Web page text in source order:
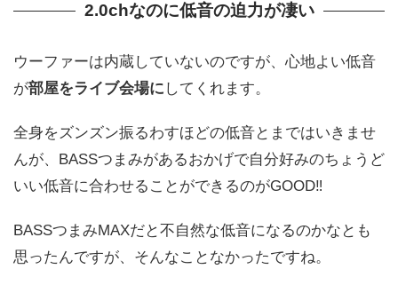
2.0chなのに低音の迫力が凄い
ウーファーは内蔵していないのですが、心地よい低音
が部屋をライブ会場に してくれます。
全身をズンズン振るわすほどの低音とまではいきませ
んが、BASSつまみがあるおかげで自分好みのちょうど
いい低音に合わせることができるのがGOOD‼
BASSつまみMAXだと不自然な低音になるのかなとも
思ったんですが、そんなことなかったですね。